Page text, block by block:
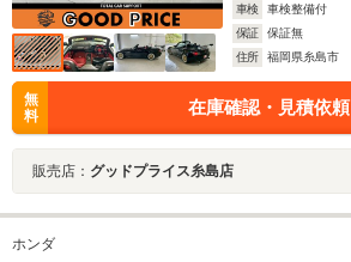
車検
車検整備付
保証
保証無
住所
福岡県糸島市
無
料
在庫確認・見積依頼
販売店： グッドプライス糸島店
ホンダ